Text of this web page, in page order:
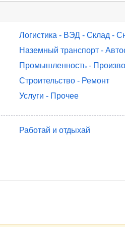
Логистика - ВЭД - Склад -
Наземный транспорт -
Промышленность -
Строительство - Ремонт
Услуги - Прочее
Работай и отдыхай